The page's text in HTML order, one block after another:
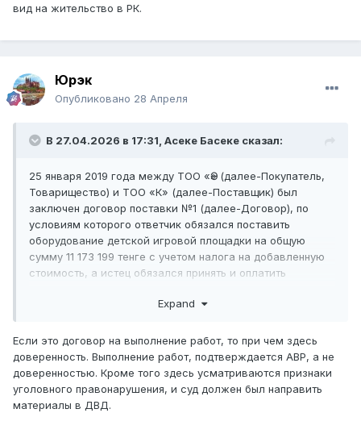
вид на жительство в РК.
Юрэк
Опубликовано 28 Апреля
В 27.04.2026 в 17:31, Асеке Басеке сказал:
25 января 2019 года между ТОО «Ә» (далее-Покупатель,
Товарищество) и ТОО «К» (далее-Поставщик) был
заключен договор поставки №1 (далее-Договор), по
условиям которого ответчик обязался поставить
оборудование детской игровой площадки на общую
сумму 11 173 199 тенге с учетом налога на добавленную
стоимость, а истец обязался принять и оплатить
поставки покупатель производит предоплату в размере
279 тенге в течение 3-х банковских дней с момента
подписания договора. Поставка оборудования
осуществляется на склад покупателя по адресу: город
Астана. Срок поставки: две недели с момента
подписания настоящего договора. 4 апреля 2019 года
Expand
Если это договор на выполнение работ, то при чем здесь
доверенность. Выполнение работ, подтверждается АВР, а не
доверенностью. Кроме того здесь усматриваются признаки
уголовного правонарушения, и суд должен был направить
материалы в ДВД.